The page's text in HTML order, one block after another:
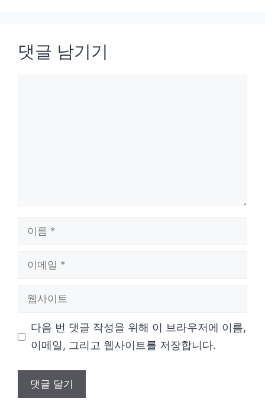
댓글 남기기
다음 번 댓글 작성을 위해 이 브라우저에 이름,
이메일, 그리고 웹사이트를 저장합니다.